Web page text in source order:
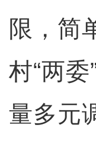
限，简
村“两
量多元